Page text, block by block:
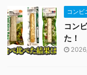
コンビ
コン
た！